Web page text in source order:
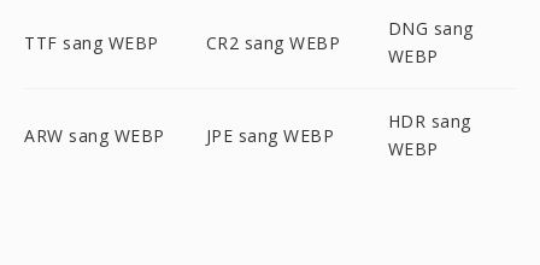
TTF sang WEBP CR2 sang WEBP
DNG sang
WEBP
ARW sang WEBP JPE sang WEBP
HDR sang
WEBP